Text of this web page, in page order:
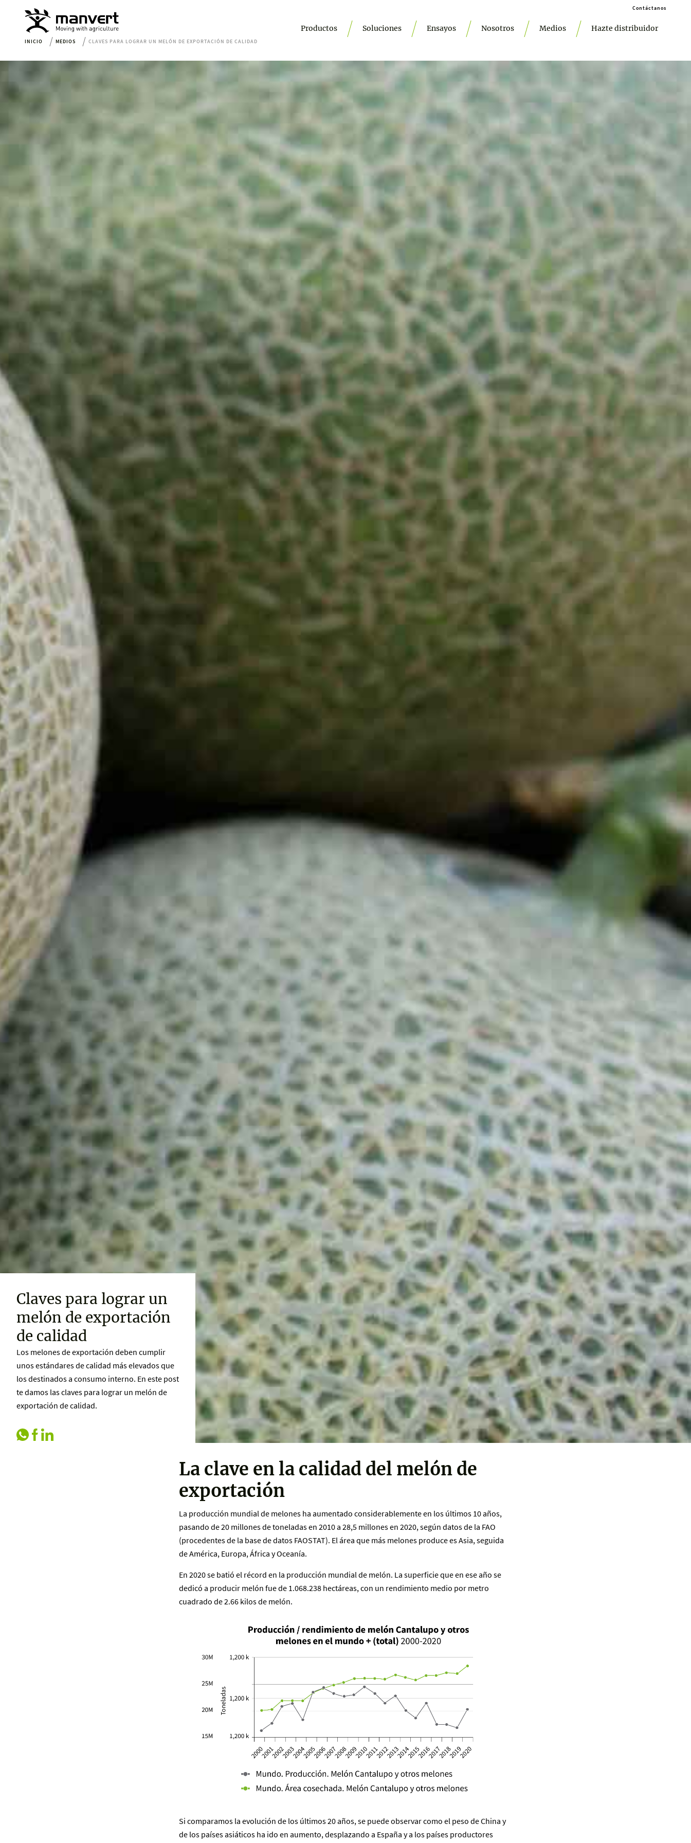
Contáctanos
Productos Soluciones Ensayos Nosotros Medios Hazte distribuidor
INICIO MEDIOS CLAVES PARA LOGRAR UN MELÓN DE EXPORTACIÓN DE CALIDAD
Claves para lograr un
melón de exportación
de calidad
Los melones de exportación deben cumplir
unos estándares de calidad más elevados que
los destinados a consumo interno. En este post
te damos las claves para lograr un melón de
exportación de calidad.
La clave en la calidad del melón de
exportación
La producción mundial de melones ha aumentado considerablemente en los últimos 10 años,
pasando de 20 millones de toneladas en 2010 a 28,5 millones en 2020, según datos de la FAO
(procedentes de la base de datos FAOSTAT). El área que más melones produce es Asia, seguida
de América, Europa, África y Oceanía.
En 2020 se batió el récord en la producción mundial de melón. La superficie que en ese año se
dedicó a producir melón fue de 1.068.238 hectáreas, con un rendimiento medio por metro
cuadrado de 2.66 kilos de melón.
Si comparamos la evolución de los últimos 20 años, se puede observar como el peso de China y
de los países asiáticos ha ido en aumento, desplazando a España y a los países productores